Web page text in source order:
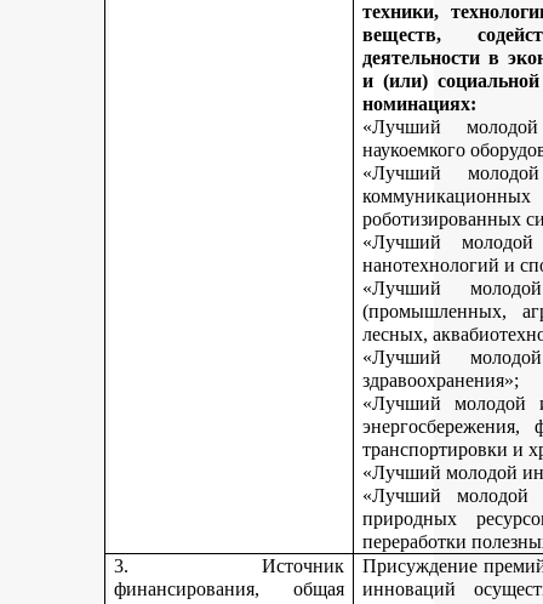
техники,
веществ,
деятельности в
и (или)
номинациях:
«Лучший
наукоемкого
«Лучший
роботизированных
«Лучший
нанотехнологий и
«Лучший
(промышленных,
лесных,
«Лучший
здравоохранения»;
«Лучший молодой
транспортировки и
«Лучший молодой
«Лучший молодой
природных
переработки
3. Источник
финансирования, общая
Присуждение
инноваций